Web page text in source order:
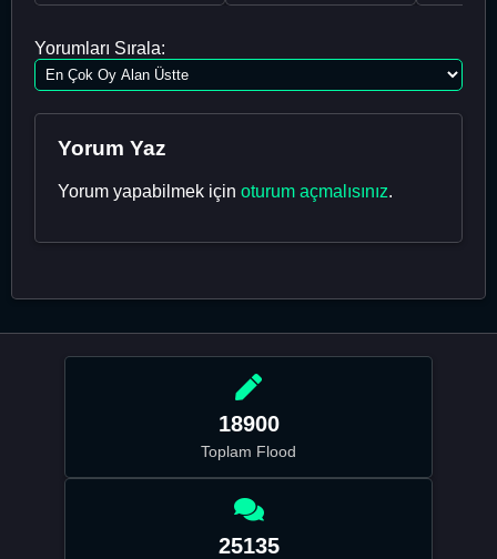
Yorumları Sırala:
Yorum Yaz
Yorum yapabilmek için oturum açmalısınız.
18900
Toplam Flood
25135